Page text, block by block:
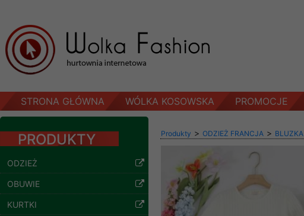
STRONA GŁÓWNA WÓLKA KOSOWSKA PROMOCJE
PRODUKTY
ODZIEŻ
OBUWIE
KURTKI
Produkty > ODZIEŻ FRANCJA > BLUZKA